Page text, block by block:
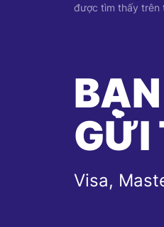
được tìm thấy trên
GỬI
Visa,